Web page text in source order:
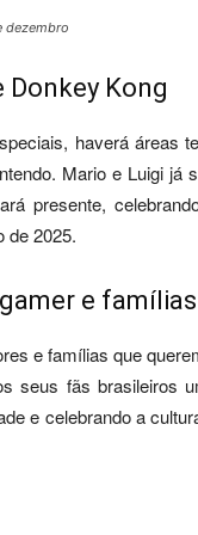
dezembro
Kong
haverá áreas
Mario e Luigi já
presente,
de 2025.
e famílias
e famílias que
seus fãs brasileiros
e celebrando a